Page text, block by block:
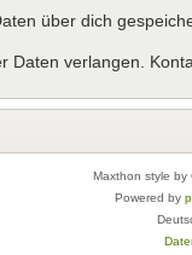
über dich
verlangen.
Maxthon style
Powered by